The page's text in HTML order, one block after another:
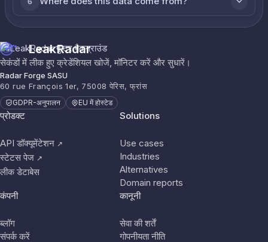
LeakRadar
सेकंडों में लीक हुए क्रेडेंशियल खोजें, मॉनिटर करें और सुधारें।
Radar Forge SASU
60 rue François 1er, 75008 पेरिस, फ्रांस
GDPR-अनुपालन EU में होस्टेड
प्रोडक्ट
API डॉक्यूमेंटेशन ↗
स्टेटस पेज ↗
लीक डेटाबेस
Solutions
Use cases
Industries
Alternatives
Domain reports
कंपनी
ब्लॉग
संपर्क करें
कानूनी
सेवा की शर्तें
गोपनीयता नीति